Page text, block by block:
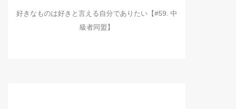
好きなものは好きと言える自分でありたい【#59. 中
級者同盟】